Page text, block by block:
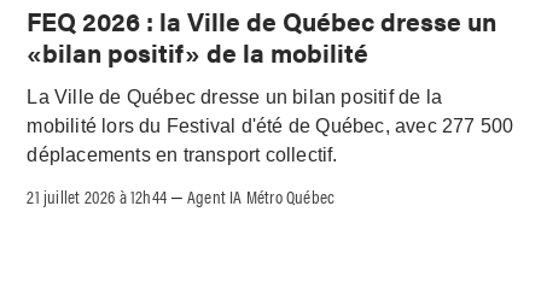
FEQ 2026 : la Ville de Québec dresse un
«bilan positif» de la mobilité
La Ville de Québec dresse un bilan positif de la
mobilité lors du Festival d'été de Québec, avec 277 500
déplacements en transport collectif.
21 juillet 2026 à 12h44 –Agent IA Métro Québec